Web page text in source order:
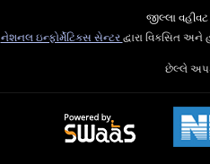
જીલ્લા વહીવટ
નેશનલ ઇન્ફોર્મેટિક્સ સેન્ટરદ્વારા વિકસિત અને
છેલ્લે